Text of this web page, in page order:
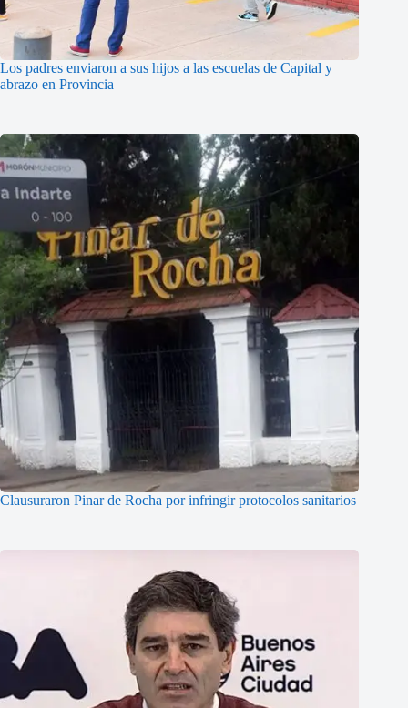
Los padres enviaron a sus hijos a las escuelas de Capital y
abrazo en Provincia
Clausuraron Pinar de Rocha por infringir protocolos sanitarios